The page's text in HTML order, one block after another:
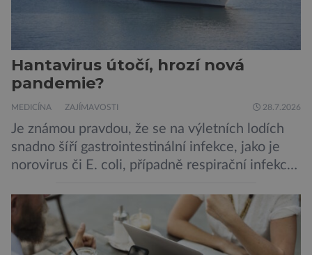
Hantavirus útočí, hrozí nová
pandemie?
MEDICÍNA ZAJÍMAVOSTI 28.7.2026
Je známou pravdou, že se na výletních lodích
snadno šíří gastrointestinální infekce, jako je
norovirus či E. coli, případně respirační infekce,
Ovšem slyšet o prvním ohnisku hantaviru na
výletní lodi bylo znepokojivé i pro odborníky.
Zdá se, že nebezpečí bylo prozatím zažehnáno.